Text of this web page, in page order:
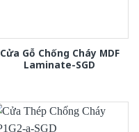
Cửa Gỗ Chống Cháy MDF
Laminate-SGD